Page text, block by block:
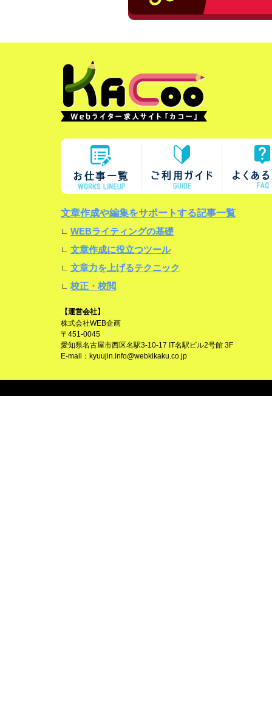
文章作成や編集をサポートする記事一覧
WEBライティングの基礎
文章作成に役立つツール
文章力を上げるテクニック
校正・校閲
【運営会社】
株式会社WEB企画
〒451-0045
愛知県名古屋市西区名駅3-10-17 IT名駅ビル2号館 3F
E-mail： kyuujin.info@webkikaku.co.jp